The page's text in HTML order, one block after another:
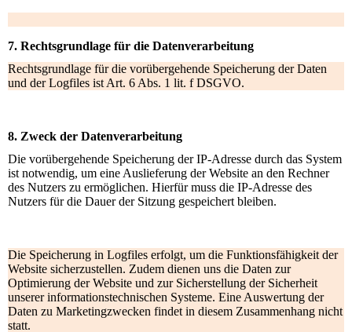
7. Rechtsgrundlage für die Datenverarbeitung
Rechtsgrundlage für die vorübergehende Speicherung der Daten
und der Logfiles ist Art. 6 Abs. 1 lit. f DSGVO.
8. Zweck der Datenverarbeitung
Die vorübergehende Speicherung der IP-Adresse durch das System
ist notwendig, um eine Auslieferung der Website an den Rechner
des Nutzers zu ermöglichen. Hierfür muss die IP-Adresse des
Nutzers für die Dauer der Sitzung gespeichert bleiben.
Die Speicherung in Logfiles erfolgt, um die Funktionsfähigkeit der
Website sicherzustellen. Zudem dienen uns die Daten zur
Optimierung der Website und zur Sicherstellung der Sicherheit
unserer informationstechnischen Systeme. Eine Auswertung der
Daten zu Marketingzwecken findet in diesem Zusammenhang nicht
statt.